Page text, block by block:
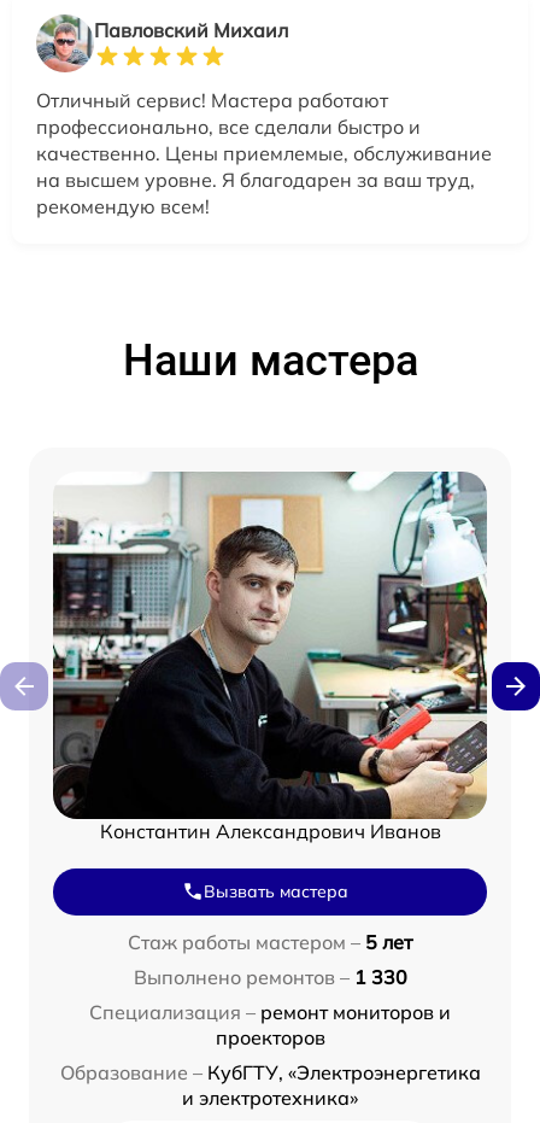
Павловский Михаил
Отличный сервис! Мастера работают
профессионально, все сделали быстро и
качественно. Цены приемлемые, обслуживание
на высшем уровне. Я благодарен за ваш труд,
рекомендую всем!
Наши мастера
Константин Александрович Иванов
Вызвать мастера
Стаж работы мастером – 5 лет
Выполнено ремонтов – 1 330
Специализация – ремонт мониторов и
проекторов
Образование – КубГТУ, «Электроэнергетика
и электротехника»